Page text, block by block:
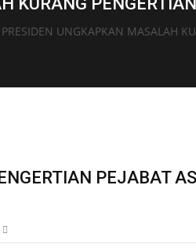
PRESIDEN UNGKAPKAN MASALAH
PEJABAT AS